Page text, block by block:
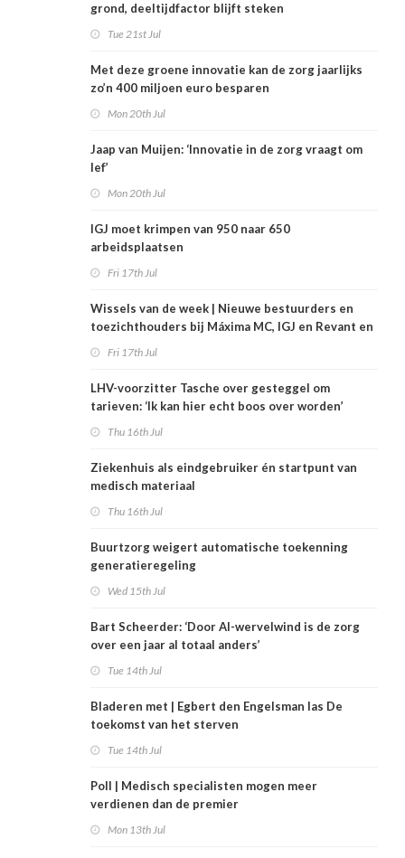
grond, deeltijdfactor blijft steken
Tue 21st Jul
Met deze groene innovatie kan de zorg jaarlijks
zo’n 400 miljoen euro besparen
Mon 20th Jul
Jaap van Muijen: ‘Innovatie in de zorg vraagt om
lef’
Mon 20th Jul
IGJ moet krimpen van 950 naar 650
arbeidsplaatsen
Fri 17th Jul
Wissels van de week | Nieuwe bestuurders en
toezichthouders bij Máxima MC, IGJ en Revant en
Fri 17th Jul
LHV-voorzitter Tasche over gesteggel om
tarieven: ‘Ik kan hier echt boos over worden’
Thu 16th Jul
Ziekenhuis als eindgebruiker én startpunt van
medisch materiaal
Thu 16th Jul
Buurtzorg weigert automatische toekenning
generatieregeling
Wed 15th Jul
Bart Scheerder: ‘Door AI-wervelwind is de zorg
over een jaar al totaal anders’
Tue 14th Jul
Bladeren met | Egbert den Engelsman las De
toekomst van het sterven
Tue 14th Jul
Poll | Medisch specialisten mogen meer
verdienen dan de premier
Mon 13th Jul